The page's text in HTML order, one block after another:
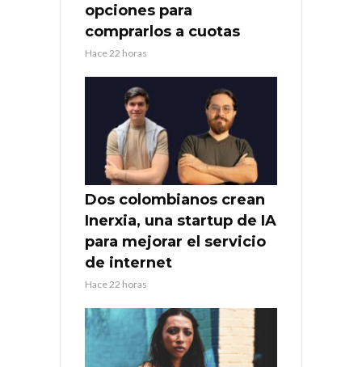
opciones para
comprarlos a cuotas
Hace 22 horas
Dos colombianos crean
Inerxia, una startup de IA
para mejorar el servicio
de internet
Hace 22 horas